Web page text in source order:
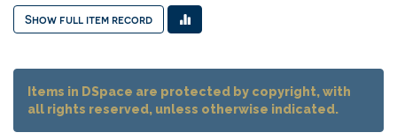
Show full item record
Items in DSpace are protected by copyright, with
all rights reserved, unless otherwise indicated.